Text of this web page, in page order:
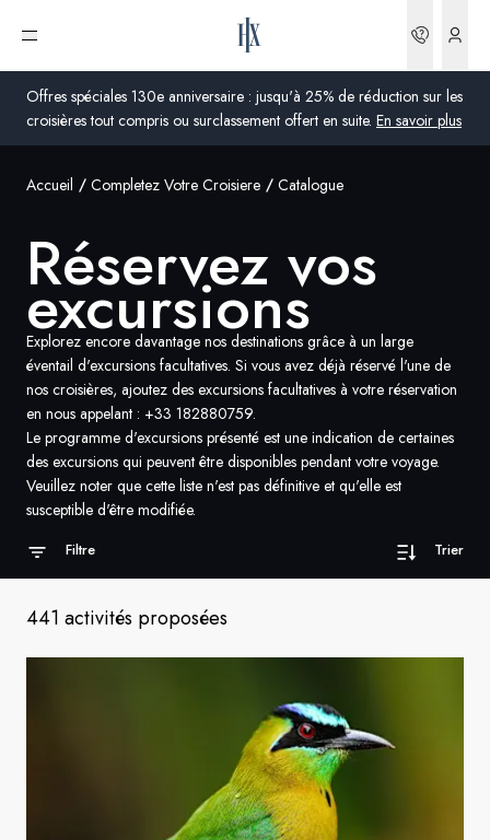
Offres spéciales 130e anniversaire : jusqu'à 25% de réduction sur les
croisières tout compris ou surclassement offert en suite. En savoir plus
Ouvrir le menu
France
Royaume-Uni
États-Unis
Allemagne
Suisse
France
Global
Accueil Completez Votre Croisiere Catalogue
Réservez vos
excursions
Explorez encore davantage nos destinations grâce à un large
éventail d'excursions facultatives. Si vous avez déjà réservé l'une de
nos croisières, ajoutez des excursions facultatives à votre réservation
en nous appelant : +33 182880759.
Le programme d'excursions présenté est une indication de certaines
des excursions qui peuvent être disponibles pendant votre voyage.
Veuillez noter que cette liste n'est pas définitive et qu'elle est
susceptible d'être modifiée.
Filtre Trier
441 activités proposées